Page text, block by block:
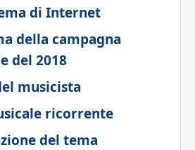
di Internet
della campagna
del 2018
musicista
ricorrente
del tema